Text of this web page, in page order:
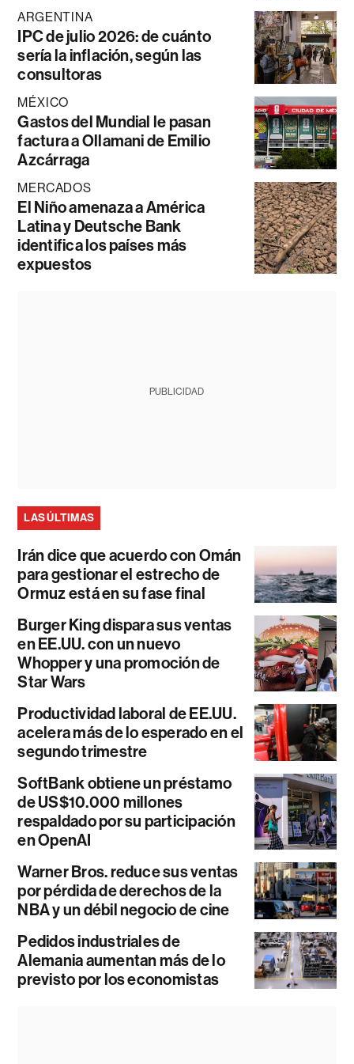
ARGENTINA
IPC de julio 2026: de cuánto
sería la inflación, según las
consultoras
MÉXICO
Gastos del Mundial le pasan
factura a Ollamani de Emilio
Azcárraga
MERCADOS
El Niño amenaza a América
Latina y Deutsche Bank
identifica los países más
expuestos
PUBLICIDAD
LAS ÚLTIMAS
Irán dice que acuerdo con Omán
para gestionar el estrecho de
Ormuz está en su fase final
Burger King dispara sus ventas
en EE.UU. con un nuevo
Whopper y una promoción de
Star Wars
Productividad laboral de EE.UU.
acelera más de lo esperado en el
segundo trimestre
SoftBank obtiene un préstamo
de US$10.000 millones
respaldado por su participación
en OpenAI
Warner Bros. reduce sus ventas
por pérdida de derechos de la
NBA y un débil negocio de cine
Pedidos industriales de
Alemania aumentan más de lo
previsto por los economistas